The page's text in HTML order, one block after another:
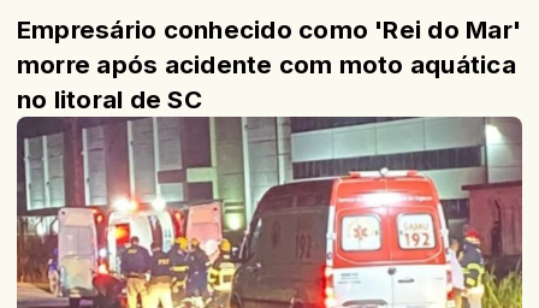
Empresário conhecido como 'Rei do Mar'
morre após acidente com moto aquática
no litoral de SC